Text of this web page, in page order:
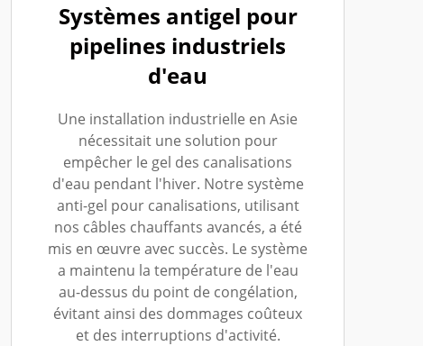
Systèmes antigel pour
pipelines industriels
d'eau
Une installation industrielle en Asie
nécessitait une solution pour
empêcher le gel des canalisations
d'eau pendant l'hiver. Notre système
anti-gel pour canalisations, utilisant
nos câbles chauffants avancés, a été
mis en œuvre avec succès. Le système
a maintenu la température de l'eau
au-dessus du point de congélation,
évitant ainsi des dommages coûteux
et des interruptions d'activité.